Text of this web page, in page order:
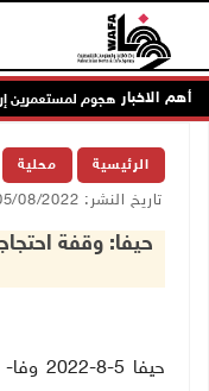
أهم الاخبار
الرئيسية محلية
تاريخ النشر: 05/08/2022 08:17 م
حيفا: وقفة
حيفا